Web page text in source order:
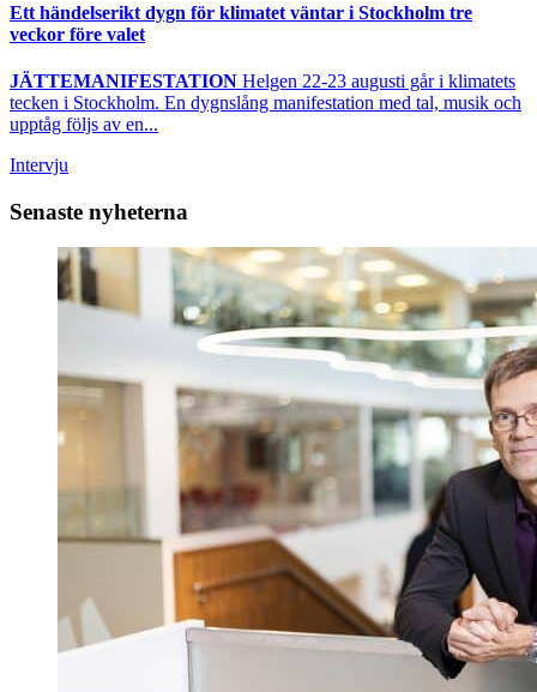
Ett händelserikt dygn för klimatet väntar i Stockholm tre
veckor före valet
JÄTTEMANIFESTATION Helgen 22-23 augusti går i klimatets
tecken i Stockholm. En dygnslång manifestation med tal, musik och
upptåg följs av en...
Intervju
Senaste nyheterna